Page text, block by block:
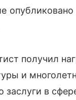
получил
и
в